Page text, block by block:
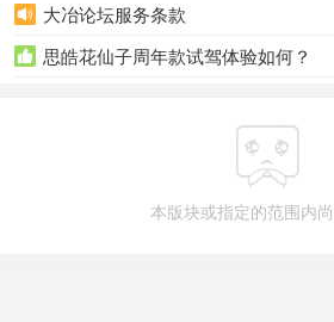
 大冶论坛服务条款
 思皓花仙子周年款试驾体验如何？

本版块或指定的范围内